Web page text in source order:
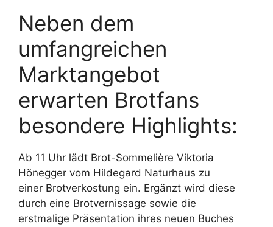
Neben dem
umfangreichen
Marktangebot
erwarten Brotfans
besondere Highlights:
Ab 11 Uhr lädt Brot-Sommelière Viktoria
Hönegger vom Hildegard Naturhaus zu
einer Brotverkostung ein. Ergänzt wird diese
durch eine Brotvernissage sowie die
erstmalige Präsentation ihres neuen Buches